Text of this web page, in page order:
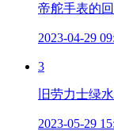
帝舵手表的
2023-04-29
3
旧劳力士绿
2023-05-29